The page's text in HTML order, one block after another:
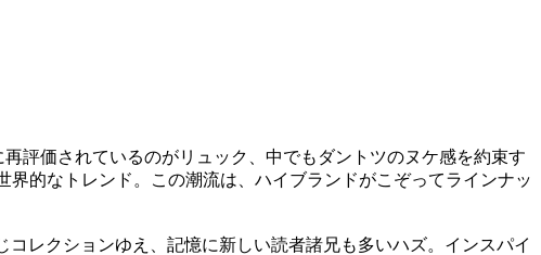
評価されているのがリュック、中でもダントツのヌケ感を約束す
的なトレンド。この潮流は、ハイブランドがこぞってラインナッ
コレクションゆえ、記憶に新しい読者諸兄も多いハズ。インスパイ